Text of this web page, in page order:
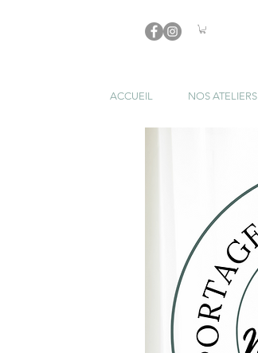
ACCUEIL NOS ATELIERS